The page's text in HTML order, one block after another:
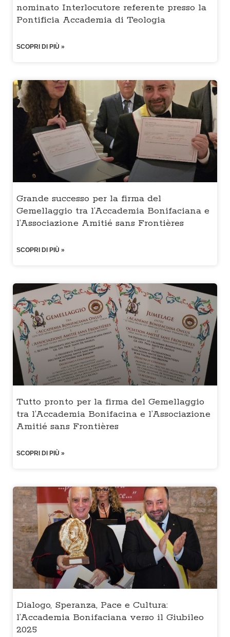
nominato Interlocutore referente presso la
Pontificia Accademia di Teologia
SCOPRI DI PIÙ »
Grande successo per la firma del
Gemellaggio tra l’Accademia Bonifaciana e
l’Associazione Amitié sans Frontières
SCOPRI DI PIÙ »
Tutto pronto per la firma del Gemellaggio
tra l’Accademia Bonifacina e l’Associazione
Amitié sans Frontières
SCOPRI DI PIÙ »
Dialogo, Speranza, Pace e Cultura:
l’Accademia Bonifaciana verso il Giubileo
2025